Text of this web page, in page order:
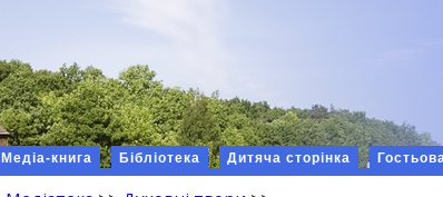
Медіа-книга Бібліотека Дитяча сторінка